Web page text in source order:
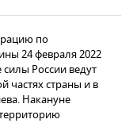
по
24 февраля 2022
России ведут
частях страны и в
Накануне